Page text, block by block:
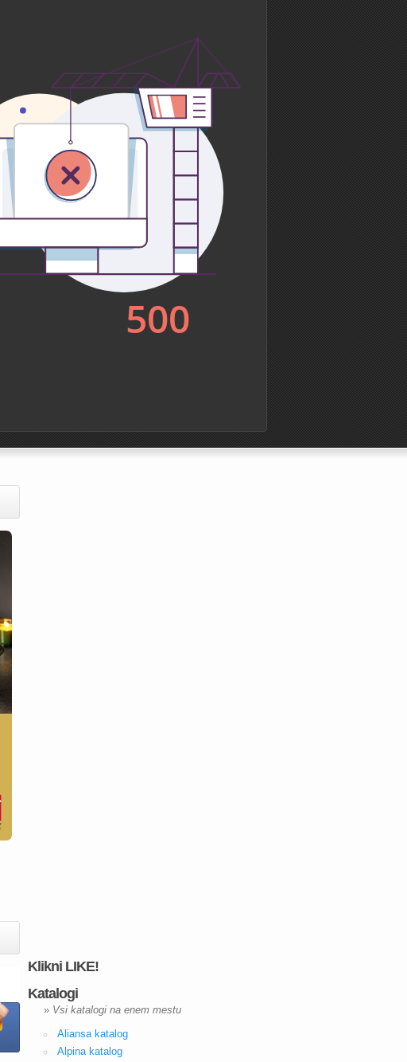
Klikni LIKE!
Katalogi
» Vsi katalogi na enem mestu
Aliansa katalog
Alpina katalog